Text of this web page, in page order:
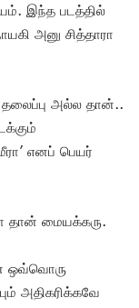
இந்த படத்தில்
அனு சித்தாரா
தலைப்பு அல்ல தான்..
எனப் பெயர்
தான் மையக்கரு.
ஒவ்வொரு
அதிகரிக்கவே